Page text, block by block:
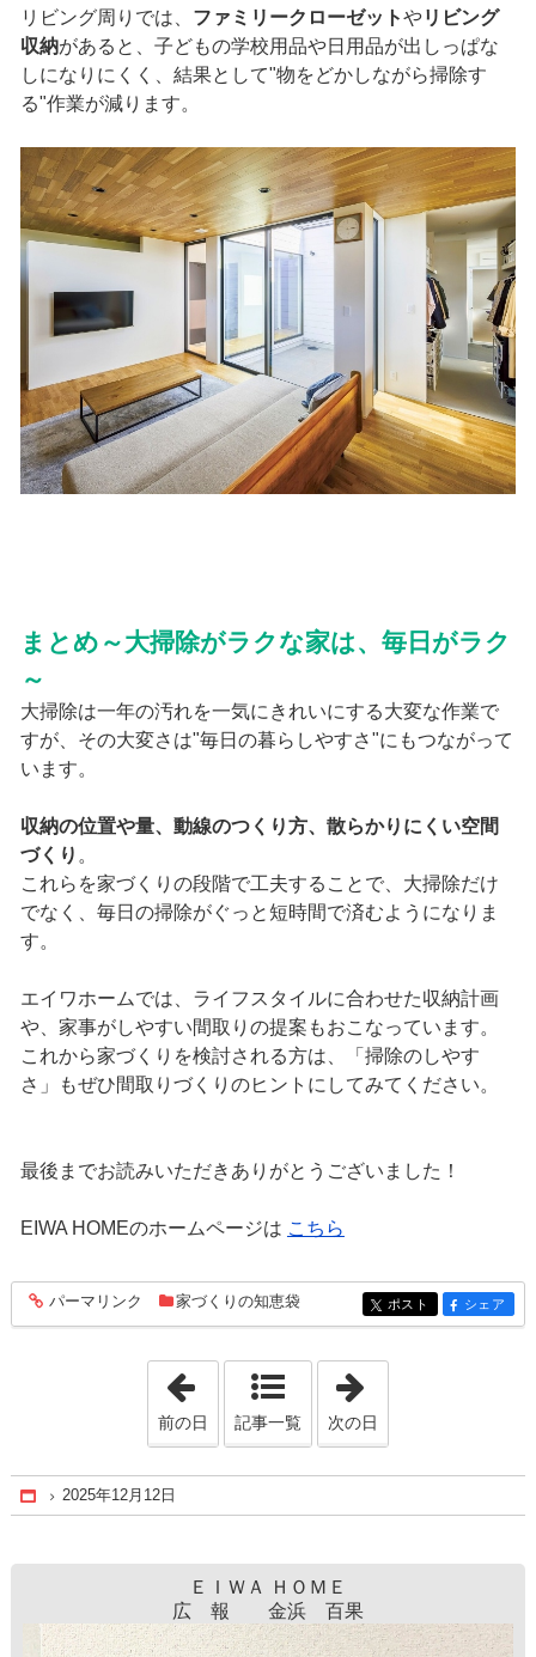
リビング周りでは、 ファミリークローゼットやリビング
収納があると、子どもの学校用品や日用品が出しっぱな
しになりにくく、結果として"物をどかしながら掃除す
る"作業が減ります。
まとめ～大掃除がラクな家は、毎日がラク
～
大掃除は一年の汚れを一気にきれいにする大変な作業で
すが、その大変さは"毎日の暮らしやすさ"にもつながって
います。
収納の位置や量、動線のつくり方、散らかりにくい空間
づくり 。
これらを家づくりの段階で工夫することで、大掃除だけ
でなく、毎日の掃除がぐっと短時間で済むようになりま
す。
エイワホームでは、ライフスタイルに合わせた収納計画
や、家事がしやすい間取りの提案もおこなっています。
これから家づくりを検討される方は、「掃除のしやす
さ」もぜひ間取りづくりのヒントにしてみてください。
最後までお読みいただきありがとうございました！
EIWA HOMEのホームページは こちら
entry271
パーマリンク 家づくりの知恵袋 entry271
ポスト entry271
シェア
「2025年11月28日」
前の日 記事一覧 次の日
Home
2025年12月12日
ＥＩＷＡ ＨＯＭＥ
広 報 金浜 百果